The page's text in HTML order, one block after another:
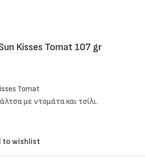
Kisses Tomat 107 gr
Tomat
με ντομάτα και τσίλι.
to wishlist